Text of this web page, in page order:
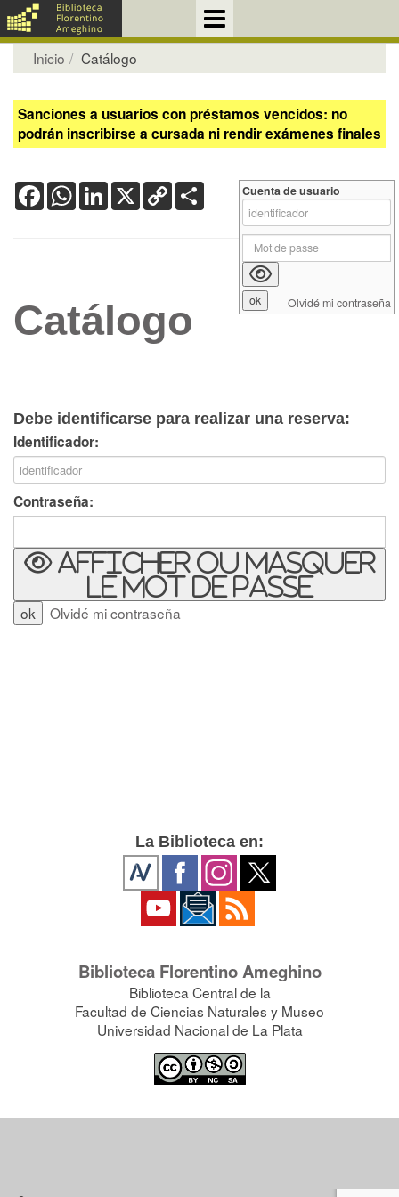
Inicio Catálogo
Sanciones a usuarios con préstamos vencidos: no
podrán inscribirse a cursada ni rendir exámenes finales
FacebookWhatsApp
LinkedIn
X Copy
Link
Catálogo
Debe identificarse para realizar una reserva:
Identificador:
Contraseña:
Afficher ou masquer
le mot de passe
Olvidé mi contraseña
Cuenta de usuario
Olvidé mi contraseña
La Biblioteca en:
Biblioteca Florentino Ameghino
Biblioteca Central de la
Facultad de Ciencias Naturales y Museo
Universidad Nacional de La Plata